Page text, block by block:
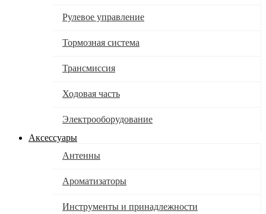
Рулевое управление
Тормозная система
Трансмиссия
Ходовая часть
Электрооборудование
Аксессуары
Антенны
Ароматизаторы
Инструменты и принадлежности